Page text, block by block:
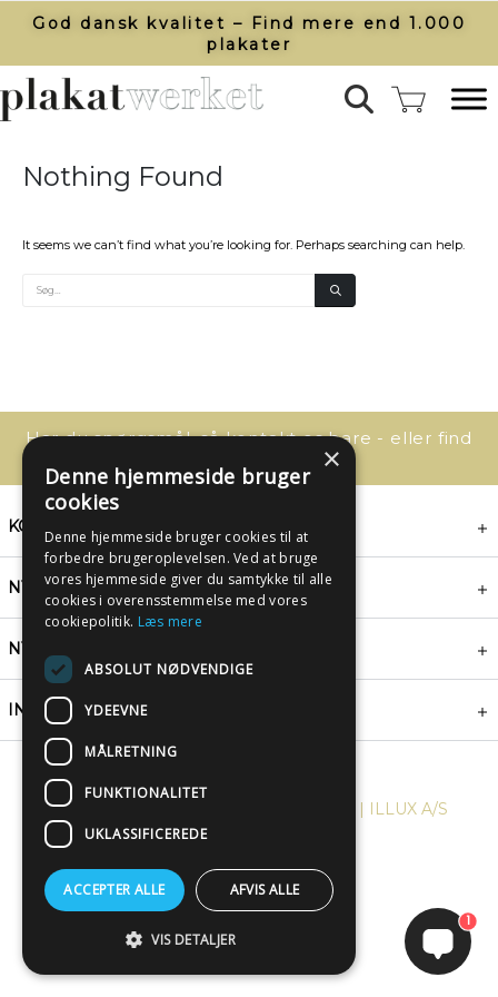
God dansk kvalitet – Find mere end 1.000
plakater​
Nothing Found
It seems we can’t find what you’re looking for. Perhaps searching can help.
Har du spørgsmål, så kontakt os bare - eller find
KONTAKT
NYHEDSBREV
NYTTIGE LINKS
INSPIRATION
COPYRIGHT © 2024, PLAKATWERKET | ILLUX A/S
1
×
Denne hjemmeside bruger
cookies
Denne hjemmeside bruger cookies til at
forbedre brugeroplevelsen. Ved at bruge
vores hjemmeside giver du samtykke til alle
cookies i overensstemmelse med vores
cookiepolitik. Læs mere
ABSOLUT NØDVENDIGE
YDEEVNE
MÅLRETNING
FUNKTIONALITET
UKLASSIFICEREDE
ACCEPTER ALLE AFVIS ALLE
VIS DETALJER